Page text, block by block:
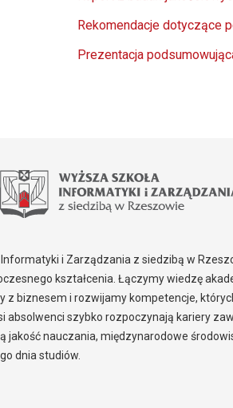
Rekomendacje dotyczące
Prezentacja
Informatyki i Zarządzania z siedzibą w
kształcenia. Łączymy wiedzę
z biznesem i rozwijamy kompetencje,
absolwenci szybko rozpoczynają kariery
jakość nauczania, międzynarodowe
dnia studiów.